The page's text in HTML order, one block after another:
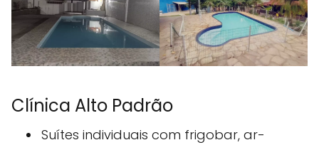
Clínica Alto Padrão
Suítes individuais com frigobar, ar-